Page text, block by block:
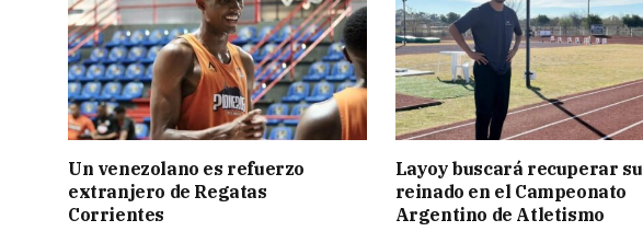
Un venezolano es refuerzo
extranjero de Regatas
Corrientes
Layoy buscará recuperar su
reinado en el Campeonato
Argentino de Atletismo